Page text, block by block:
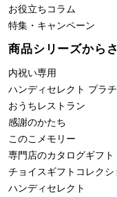
お役立ちコラム
特集・キャンペーン
商品シリーズから
内祝い専用
ハンディセレクト プラ
おうちレストラン
感謝のかたち
このこメモリー
専門店のカタログギフト
チョイスギフトコレクシ
ハンディセレクト